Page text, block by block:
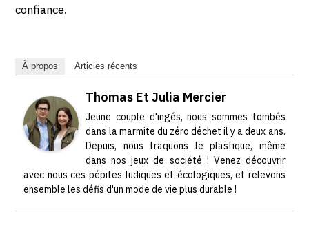
confiance.
À propos Articles récents
Thomas Et Julia Mercier
Jeune couple d'ingés, nous sommes tombés
dans la marmite du zéro déchet il y a deux ans.
Depuis, nous traquons le plastique, même
dans nos jeux de société ! Venez découvrir
avec nous ces pépites ludiques et écologiques, et relevons
ensemble les défis d'un mode de vie plus durable !